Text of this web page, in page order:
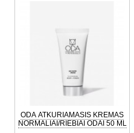
ODA ATKURIAMASIS KREMAS
NORMALIAI/RIEBIAI ODAI 50 ML